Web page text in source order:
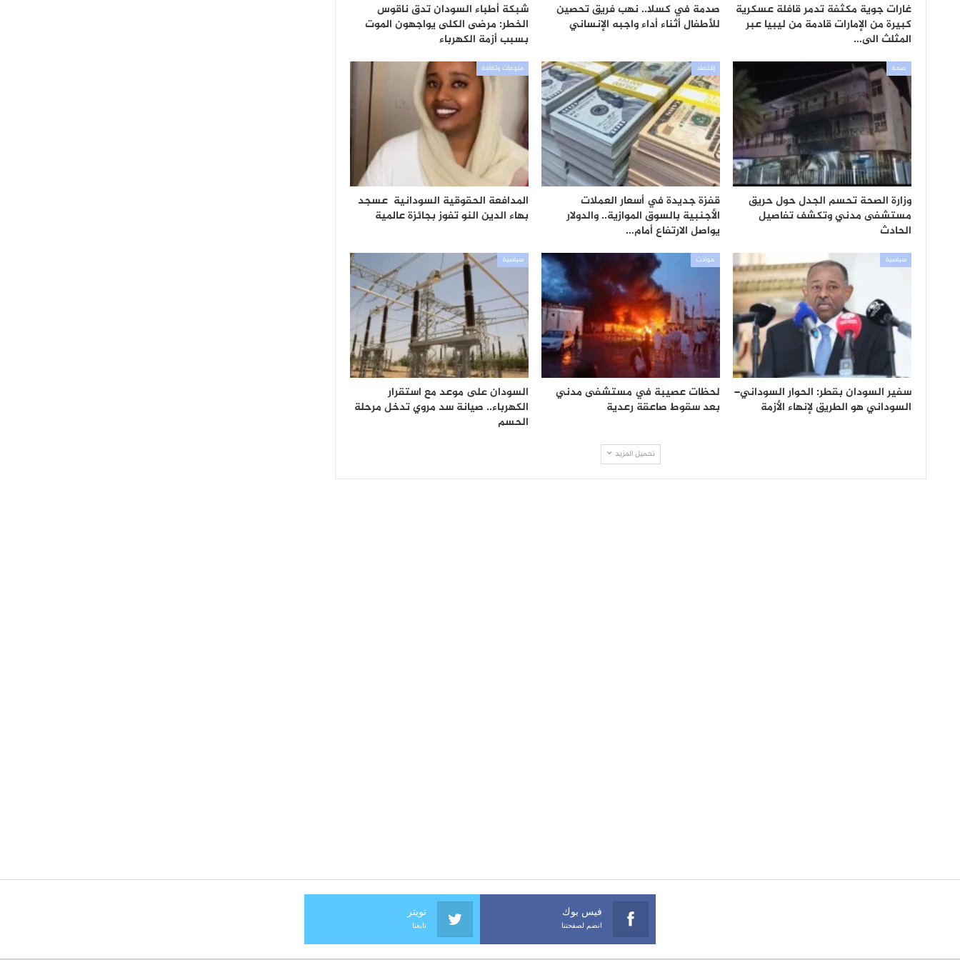
غارات جوية مكثفة تدمر قافلة عسكرية
كبيرة من الإمارات قادمة من ليبيا عبر
المثلث الى…
صدمة في كسلا.. نهب فريق تحصين
للأطفال أثناء أداء واجبه الإنساني
شبكة أطباء السودان تدق ناقوس
الخطر: مرضى الكلى يواجهون الموت
بسبب أزمة الكهرباء
صحة
وزارة الصحة تحسم الجدل حول حريق
مستشفى مدني وتكشف تفاصيل
الحادث
إقتصاد
قفزة جديدة في أسعار العملات
الأجنبية بالسوق الموازية.. والدولار
يواصل الارتفاع أمام…
منوعات وثقافة
المدافعة الحقوقية السودانية عسجد
بهاء الدين النو تفوز بجائزة عالمية
سياسية
سفير السودان بقطر: الحوار السوداني–
السوداني هو الطريق لإنهاء الأزمة
حوادث
لحظات عصيبة في مستشفى مدني
بعد سقوط صاعقة رعدية
سياسية
السودان على موعد مع استقرار
الكهرباء.. صيانة سد مروي تدخل مرحلة
الحسم
تحميل المزيد
فيس بوك
انضم لصفحتنا
تويتر
تابعنا